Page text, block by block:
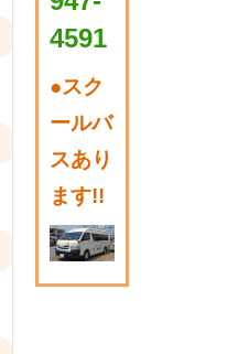
4591
●スク
ールバ
スあり
ます!!